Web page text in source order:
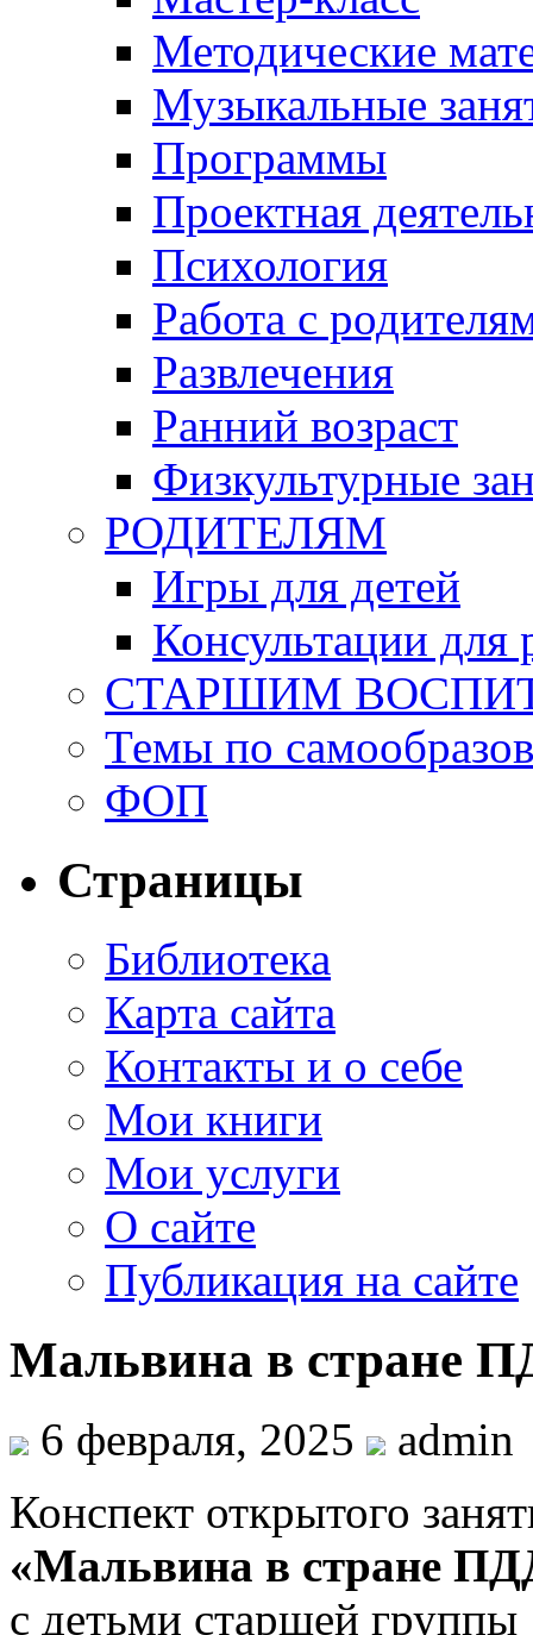
Методические
Музыкальные
Программы
Проектная
Психология
Работа с
Развлечения
Ранний возраст
Физкультурные
РОДИТЕЛЯМ
Игры для детей
Консультации для
СТАРШИМ
Темы по
ФОП
Страницы
Библиотека
Карта сайта
Контакты и о себе
Мои книги
Мои услуги
О сайте
Публикация на сайте
Мальвина в стране
6 февраля, 2025
admin
Конспект открытого
«Мальвина в стране
с детьми старшей группы